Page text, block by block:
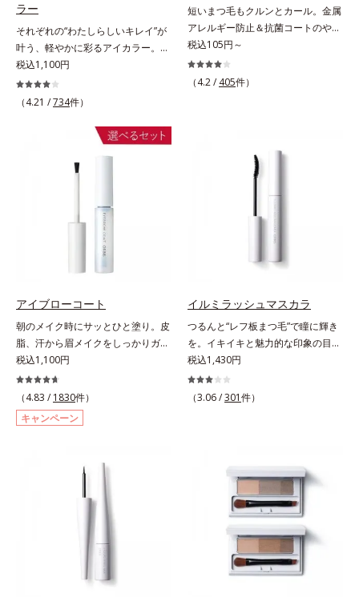
ラー
それぞれの“わたしらしいキレイ”が
叶う、軽やかに彩るアイカラー。そ
れぞれの“わたしに似合う！”を叶え
る、絶妙な2色セットのデイリーア
イカラーです。自由に使い回せる濃
フに重ねるだけで美しいグラデーシ
ョンが作れて、瞳の印象を確実に
UP。重ね方次第で印象の異なる仕
色を考えたこだわりの色設計だか
ら、冒険カラーも肌にすんなりなじ
み、立体的で華やかな目元に仕上が
ります。容器の中でプレスされた粉
れて丸い粉体になる「バウンスロー
上で転がりやすく、ひと塗りでふわ
っとのび広がります。
税込1,100円
（4.21 /734件）
短いまつ毛もクルンとカール。金属
アレルギー防止＆抗菌コートのやさ
しさ設計。短いまつげもクルンとカ
ール。まぶたの丸み、目の幅を徹底
研究したオリジナルフレーム。くる
うに配慮しました。
税込105円～
（4.2 / 405件）
アイブローコート
朝のメイク時にサッとひと塗り。皮
脂、汗から眉メイクをしっかりガー
ド！。メイク時に描いた眉の上から
サッとひと塗りするだけで、描いた
ままの美しい眉を長時間キープしま
す。汗、皮脂、こすれなどから美し
い眉をしっかり守るウォータープル
ングで簡単に落とすことができま
す。速乾性のサラッとした透明の液
なので、塗ったことを忘れてしまう
くらい自然な仕上がり。毎日使うも
のだから、肌へのやさしさも考慮
し、植物性保湿成分・ユリエキスを
税込1,100円
（4.83 / 1830件）
キャンペーン
イルミラッシュマスカラ
つるんと“レフ板まつ毛”で瞳に輝き
を。イキイキと魅力的な印象の目元
へ。“レフ板まつ毛”で瞳に光を映り
込ませ、印象的な目元に魅せるマス
カラです。特殊な板状の粉体がまつ
服や気分に合わせて1本で2つの仕上
がりが楽しめる2wayブラシを採用
しました。ひと塗りでまつ毛を根元
から持ち上げて、美しくセパレート
させ、瞳への輝きをサポートしま
す。しなやかにカールをキープし、
汗や皮脂に強いウォータープルーフ
税込1,430円
（3.06 /301件）